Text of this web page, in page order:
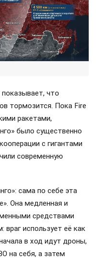
что
тормозится. Пока Fire
ракетами,
было существенно
с гигантами
современную
сама по себе эта
Она медленная и
средствами
враг использует её как
в ход идут дроны,
на себя, а затем